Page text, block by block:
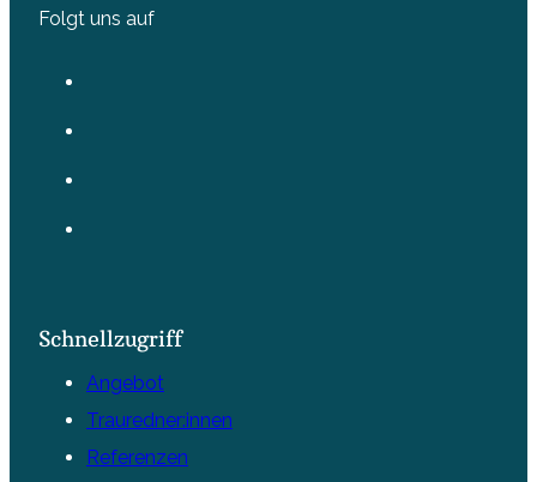
Folgt uns auf
Schnellzugriff
Angebot
Trauredner:innen
Referenzen